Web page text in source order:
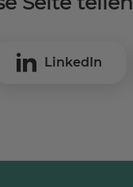
LinkedIn